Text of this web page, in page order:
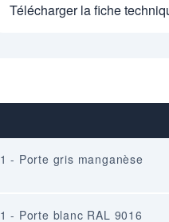
Télécharger la fiche
- Porte gris manganèse
- Porte blanc RAL 9016